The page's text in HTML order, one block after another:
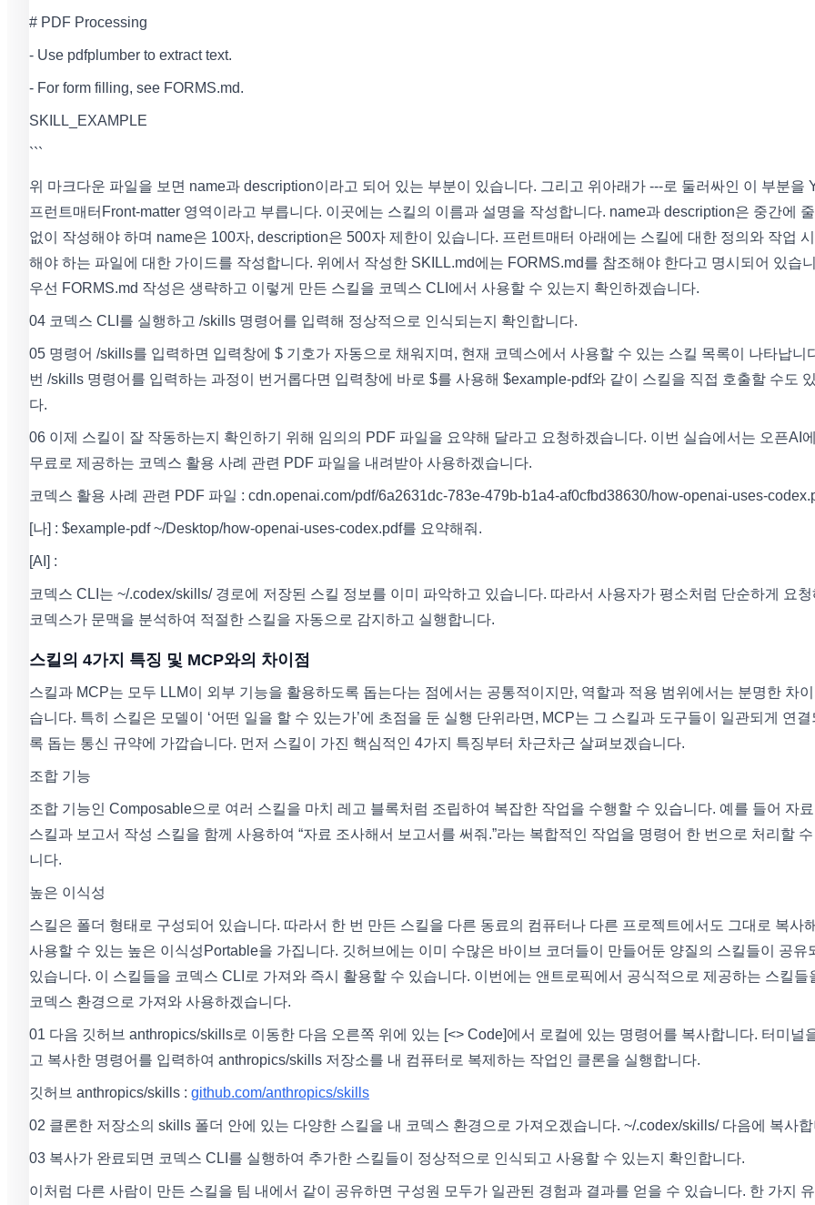
# PDF Processing
- Use pdfplumber to extract text.
- For form filling, see FORMS.md.
SKILL_EXAMPLE
```
위 마크다운 파일을 보면 name과 description이라고 되어 있는 부분이 있습니다. 그리고 위아래가 ---로 둘러싸인 이 부분을
프런트매터Front-matter 영역이라고 부릅니다. 이곳에는 스킬의 이름과 설명을 작성합니다. name과 description은 중간에
없이 작성해야 하며 name은 100자, description은 500자 제한이 있습니다. 프런트매터 아래에는 스킬에 대한 정의와 작업
해야 하는 파일에 대한 가이드를 작성합니다. 위에서 작성한 SKILL.md에는 FORMS.md를 참조해야 한다고 명시되어 있습
우선 FORMS.md 작성은 생략하고 이렇게 만든 스킬을 코덱스 CLI에서 사용할 수 있는지 확인하겠습니다.
04 코덱스 CLI를 실행하고 /skills 명령어를 입력해 정상적으로 인식되는지 확인합니다.
05 명령어 /skills를 입력하면 입력창에 $ 기호가 자동으로 채워지며, 현재 코덱스에서 사용할 수 있는 스킬 목록이 나타납니
번 /skills 명령어를 입력하는 과정이 번거롭다면 입력창에 바로 $를 사용해 $example-pdf와 같이 스킬을 직접 호출할 수도
다.
06 이제 스킬이 잘 작동하는지 확인하기 위해 임의의 PDF 파일을 요약해 달라고 요청하겠습니다. 이번 실습에서는 오픈AI
무료로 제공하는 코덱스 활용 사례 관련 PDF 파일을 내려받아 사용하겠습니다.
코덱스 활용 사례 관련 PDF 파일 : cdn.openai.com/pdf/6a2631dc-783e-479b-b1a4-af0cfbd38630/how-openai-uses-
[나] : $example-pdf ~/Desktop/how-openai-uses-codex.pdf를 요약해줘.
[AI] :
코덱스 CLI는 ~/.codex/skills/ 경로에 저장된 스킬 정보를 이미 파악하고 있습니다. 따라서 사용자가 평소처럼 단순하게 요청
코덱스가 문맥을 분석하여 적절한 스킬을 자동으로 감지하고 실행합니다.
스킬의 4가지 특징 및 MCP와의 차이점
스킬과 MCP는 모두 LLM이 외부 기능을 활용하도록 돕는다는 점에서는 공통적이지만, 역할과 적용 범위에서는 분명한 차
습니다. 특히 스킬은 모델이 ‘어떤 일을 할 수 있는가’에 초점을 둔 실행 단위라면, MCP는 그 스킬과 도구들이 일관되게 연결
록 돕는 통신 규약에 가깝습니다. 먼저 스킬이 가진 핵심적인 4가지 특징부터 차근차근 살펴보겠습니다.
조합 기능
조합 기능인 Composable으로 여러 스킬을 마치 레고 블록처럼 조립하여 복잡한 작업을 수행할 수 있습니다. 예를 들어 자
스킬과 보고서 작성 스킬을 함께 사용하여 “자료 조사해서 보고서를 써줘.”라는 복합적인 작업을 명령어 한 번으로 처리할
니다.
높은 이식성
스킬은 폴더 형태로 구성되어 있습니다. 따라서 한 번 만든 스킬을 다른 동료의 컴퓨터나 다른 프로젝트에서도 그대로 복사
사용할 수 있는 높은 이식성Portable을 가집니다. 깃허브에는 이미 수많은 바이브 코더들이 만들어둔 양질의 스킬들이 공유
있습니다. 이 스킬들을 코덱스 CLI로 가져와 즉시 활용할 수 있습니다. 이번에는 앤트로픽에서 공식적으로 제공하는 스킬들
코덱스 환경으로 가져와 사용하겠습니다.
01 다음 깃허브 anthropics/skills로 이동한 다음 오른쪽 위에 있는 [<> Code]에서 로컬에 있는 명령어를 복사합니다. 터미널
고 복사한 명령어를 입력하여 anthropics/skills 저장소를 내 컴퓨터로 복제하는 작업인 클론을 실행합니다.
깃허브 anthropics/skills : github.com/anthropics/skills
02 클론한 저장소의 skills 폴더 안에 있는 다양한 스킬을 내 코덱스 환경으로 가져오겠습니다. ~/.codex/skills/ 다음에 복사
03 복사가 완료되면 코덱스 CLI를 실행하여 추가한 스킬들이 정상적으로 인식되고 사용할 수 있는지 확인합니다.
이처럼 다른 사람이 만든 스킬을 팀 내에서 같이 공유하면 구성원 모두가 일관된 경험과 결과를 얻을 수 있습니다. 한 가지